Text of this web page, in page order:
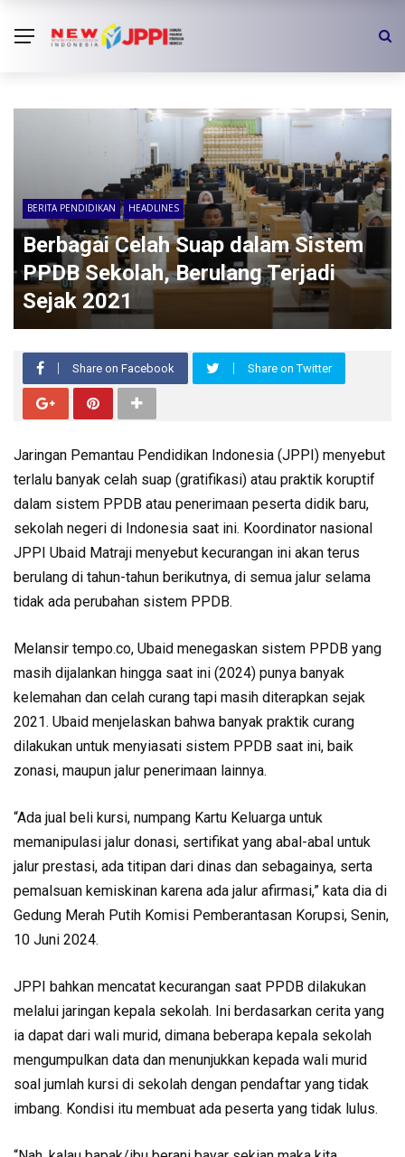
BERITA PENDIDIKAN HEADLINES
Berbagai Celah Suap dalam Sistem
PPDB Sekolah, Berulang Terjadi
Sejak 2021
Share on Facebook Share on Twitter
Jaringan Pemantau Pendidikan Indonesia (JPPI) menyebut
terlalu banyak celah suap (gratifikasi) atau praktik koruptif
dalam sistem PPDB atau penerimaan peserta didik baru,
sekolah negeri di Indonesia saat ini. Koordinator nasional
JPPI Ubaid Matraji menyebut kecurangan ini akan terus
berulang di tahun-tahun berikutnya, di semua jalur selama
tidak ada perubahan sistem PPDB.
Melansir tempo.co, Ubaid menegaskan sistem PPDB yang
masih dijalankan hingga saat ini (2024) punya banyak
kelemahan dan celah curang tapi masih diterapkan sejak
2021. Ubaid menjelaskan bahwa banyak praktik curang
dilakukan untuk menyiasati sistem PPDB saat ini, baik
zonasi, maupun jalur penerimaan lainnya.
“Ada jual beli kursi, numpang Kartu Keluarga untuk
memanipulasi jalur donasi, sertifikat yang abal-abal untuk
jalur prestasi, ada titipan dari dinas dan sebagainya, serta
pemalsuan kemiskinan karena ada jalur afirmasi,” kata dia di
Gedung Merah Putih Komisi Pemberantasan Korupsi, Senin,
10 Juni 2024.
JPPI bahkan mencatat kecurangan saat PPDB dilakukan
melalui jaringan kepala sekolah. Ini berdasarkan cerita yang
ia dapat dari wali murid, dimana beberapa kepala sekolah
mengumpulkan data dan menunjukkan kepada wali murid
soal jumlah kursi di sekolah dengan pendaftar yang tidak
imbang. Kondisi itu membuat ada peserta yang tidak lulus.